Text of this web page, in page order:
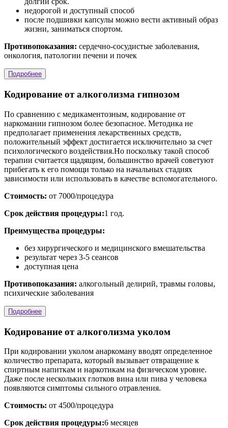
недорогой и доступный способ
после подшивки капсулы можно вести активный образ
жизни, заниматься спортом.
Противопоказания: сердечно-сосудистые заболевания,
онкология, патологии печени и почек
Подробнее
Кодирование от алкоголизма гипнозом
По сравнению с медикаментозным, кодирование от
наркомании гипнозом более безопасное. Методика не
предполагает применения лекарственных средств,
положительный эффект достигается исключительно за счет
психологического воздействия.Но поскольку такой способ
терапии считается щадящим, большинство врачей советуют
прибегать к его помощи только на начальных стадиях
зависимости или использовать в качестве вспомогательного.
Стоимость: от 7000/процедура
Срок действия процедуры:1 год.
Преимущества процедуры:
без хирургического и медицинского вмешательства
результат через 3-5 сеансов
доступная цена
Противопоказания: алкогольный делирий, травмы головы,
психические заболевания
Подробнее
Кодирование от алкоголизма уколом
При кодировании уколом анаркоману вводят определенное
количество препарата, который вызывает отвращение к
спиртным напиткам и наркотикам на физическом уровне.
Даже после нескольких глотков вина или пива у человека
появляются симптомы сильного отравления.
Стоимость: от 4500/процедура
Срок действия процедуры:6 месяцев